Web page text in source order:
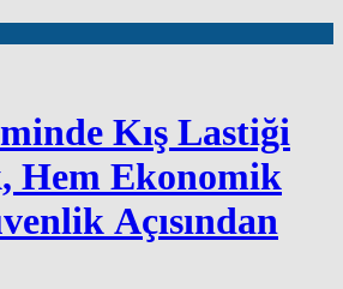
Kış Lastiği
Hem Ekonomik
Açısından